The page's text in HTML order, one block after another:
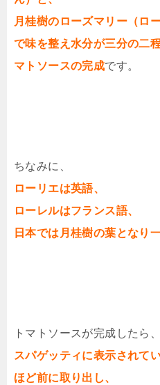
月桂樹のローズマリー（ロ
で味を整え水分が三分の二
マトソースの完成です。
ちなみに、
ローリエは英語、
ローレルはフランス語、
日本では月桂樹の葉となり
トマトソースが完成したら、
スパゲッティに表示されて
ほど前に取り出し、